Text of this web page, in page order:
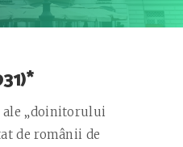
*
ale „doinitorului
de românii de